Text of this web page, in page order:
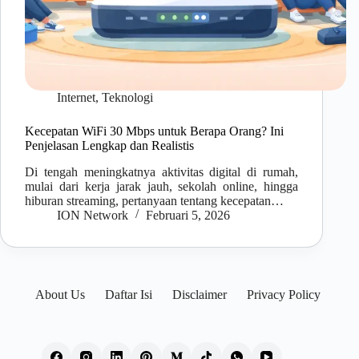
Internet, Teknologi
Kecepatan WiFi 30 Mbps untuk Berapa Orang? Ini
Penjelasan Lengkap dan Realistis
Di tengah meningkatnya aktivitas digital di rumah,
mulai dari kerja jarak jauh, sekolah online, hingga
hiburan streaming, pertanyaan tentang kecepatan…
ION Network
Februari 5, 2026
About Us Daftar Isi Disclaimer Privacy Policy